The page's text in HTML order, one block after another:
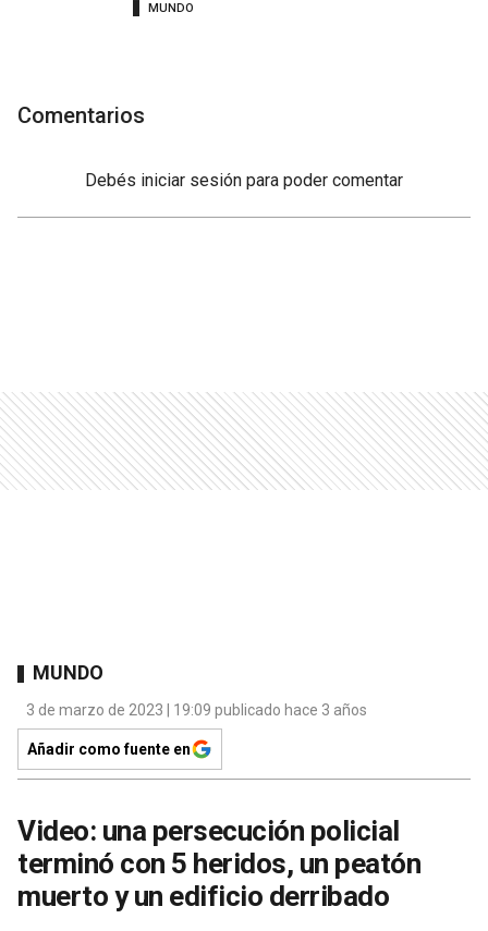
MUNDO
Comentarios
Debés iniciar sesión para poder comentar
MUNDO
3 de marzo de 2023 | 19:09 publicado hace 3 años
Añadir como fuente en
Video: una persecución policial
terminó con 5 heridos, un peatón
muerto y un edificio derribado